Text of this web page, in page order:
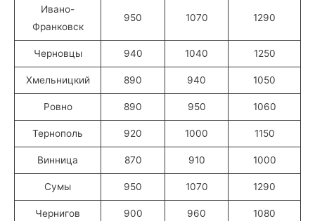
Ивано-
Франковск
950 1070 1290
Черновцы 940 1040 1250
Хмельницкий 890 940 1050
Ровно 890 950 1060
Тернополь 920 1000 1150
Винница 870 910 1000
Сумы 950 1070 1290
Чернигов 900 960 1080